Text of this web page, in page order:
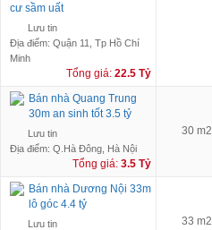
cư sầm uất
Lưu tin
Địa điểm: Quận 11, Tp Hồ Chí
Minh
Tổng giá: 22.5 Tỷ
Bán nhà Quang Trung
30m an sinh tốt 3.5 tỷ
Lưu tin
Địa điểm: Q.Hà Đông, Hà Nội
Tổng giá: 3.5 Tỷ
30 m2
Bán nhà Dương Nội 33m
lô góc 4.4 tỷ
Lưu tin
33 m2